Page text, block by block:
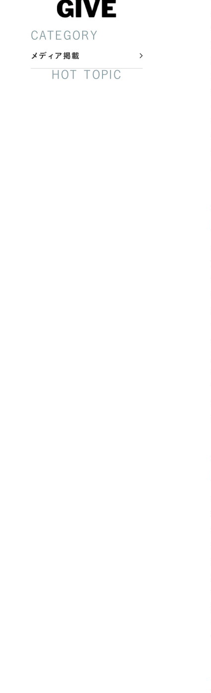
CATEGORY
メディア掲載
HOT TOPIC